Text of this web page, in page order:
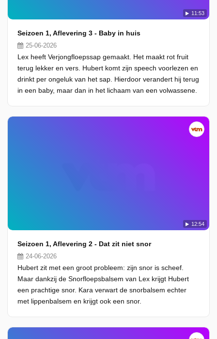
11:53
Seizoen 1, Aflevering 3 - Baby in huis
25-06-2026
Lex heeft Verjongfloepssap gemaakt. Het maakt rot fruit
terug lekker en vers. Hubert komt zijn speech voorlezen en
drinkt per ongeluk van het sap. Hierdoor verandert hij terug
in een baby, maar dan in het lichaam van een volwassene.
12:54
Seizoen 1, Aflevering 2 - Dat zit niet snor
24-06-2026
Hubert zit met een groot probleem: zijn snor is scheef.
Maar dankzij de Snorfloepsbalsem van Lex krijgt Hubert
een prachtige snor. Kara verwart de snorbalsem echter
met lippenbalsem en krijgt ook een snor.